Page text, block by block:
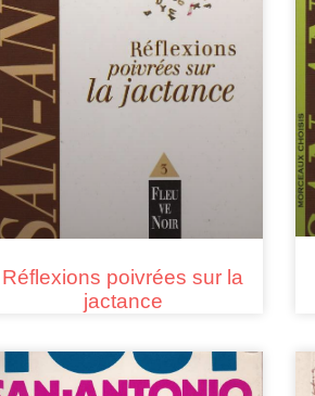
Réflexions poivrées sur la
jactance